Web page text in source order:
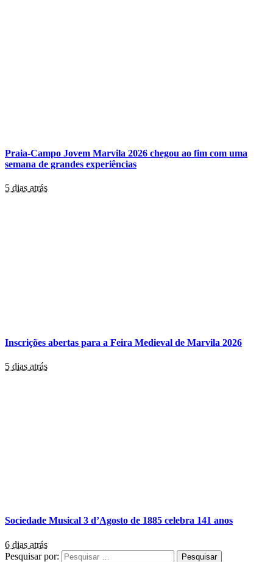
Praia-Campo Jovem Marvila 2026 chegou ao fim com uma
semana de grandes experiências
5 dias atrás
Inscrições abertas para a Feira Medieval de Marvila 2026
5 dias atrás
Sociedade Musical 3 d’Agosto de 1885 celebra 141 anos
6 dias atrás
Pesquisar por: